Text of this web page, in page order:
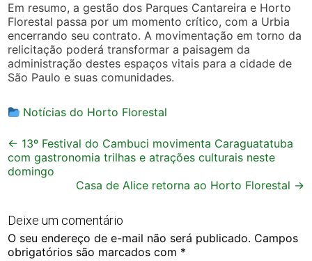
Em resumo, a gestão dos Parques Cantareira e Horto
Florestal passa por um momento crítico, com a Urbia
encerrando seu contrato. A movimentação em torno da
relicitação poderá transformar a paisagem da
administração destes espaços vitais para a cidade de
São Paulo e suas comunidades.
Notícias do Horto Florestal
Post
navigation
← 13º Festival do Cambuci movimenta Caraguatatuba
com gastronomia trilhas e atrações culturais neste
domingo
Casa de Alice retorna ao Horto Florestal →
Deixe um comentário
O seu endereço de e-mail não será publicado. Campos
obrigatórios são marcados com *